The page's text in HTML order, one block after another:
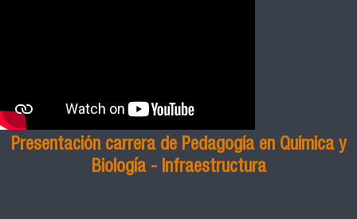
Presentación carrera de Pedagogía en Química y
Biología - Infraestructura